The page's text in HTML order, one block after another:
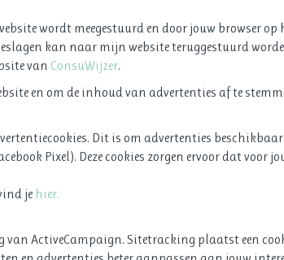
wordt meegestuurd en door jouw browser
kan naar mijn website teruggestuurd
van ConsuWijzer.
en om de inhoud van advertenties af te
Dit is om advertenties
Pixel). Deze cookies zorgen ervoor dat voor
je hier.
ActiveCampaign. Sitetracking plaatst een